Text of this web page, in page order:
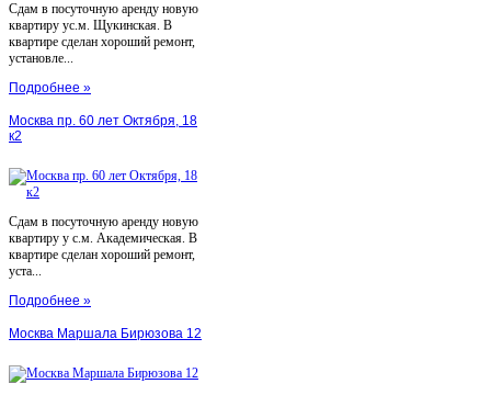
Сдам в посуточную аренду новую
квартиру ус.м. Щукинская. В
квартире сделан хороший ремонт,
установле...
Подробнее »
Москва пр. 60 лет Октября, 18
к2
Сдам в посуточную аренду новую
квартиру у с.м. Академическая. В
квартире сделан хороший ремонт,
уста...
Подробнее »
Москва Маршала Бирюзова 12